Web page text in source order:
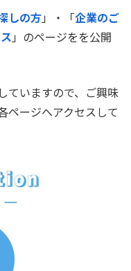
しの方」・「企業のご
」のページをを公開
ていますので、ご興味
ページへアクセスして